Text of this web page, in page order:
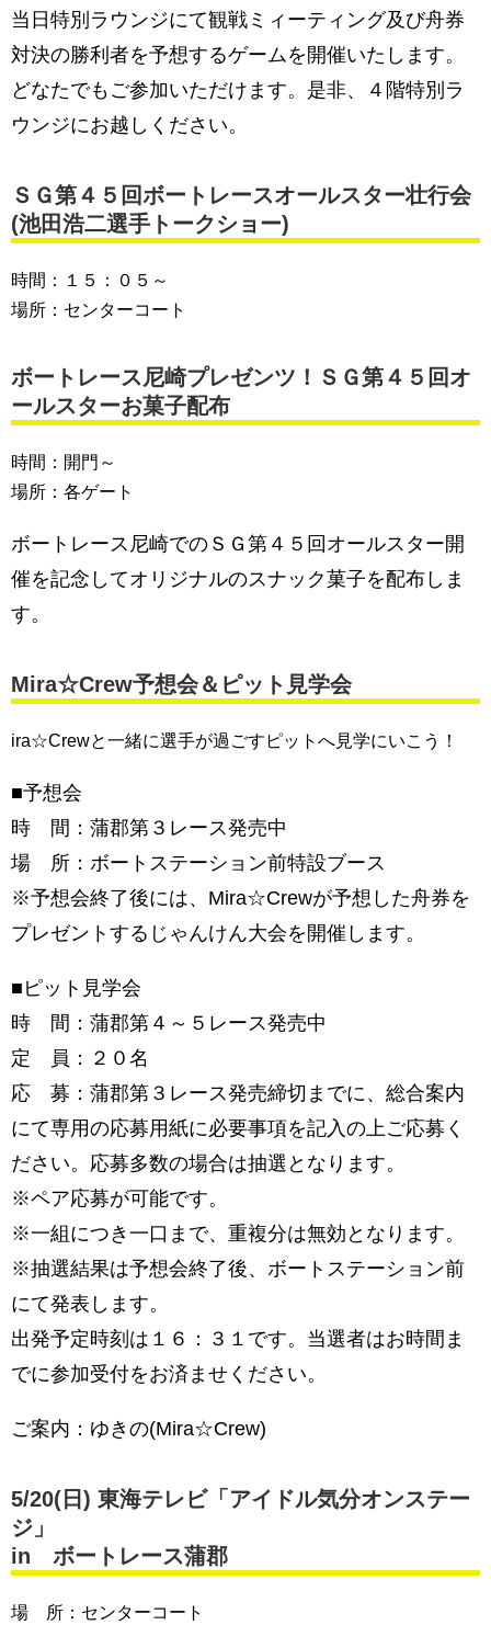
当日特別ラウンジにて観戦ミィーティング及び舟券
対決の勝利者を予想するゲームを開催いたします。
どなたでもご参加いただけます。是非、４階特別ラ
ウンジにお越しください。
ＳＧ第４５回ボートレースオールスター壮行会
(池田浩二選手トークショー)
時間：１５：０５～
場所：センターコート
ボートレース尼崎プレゼンツ！ＳＧ第４５回オ
ールスターお菓子配布
時間：開門～
場所：各ゲート
ボートレース尼崎でのＳＧ第４５回オールスター開
催を記念してオリジナルのスナック菓子を配布しま
す。
Mira☆Crew予想会＆ピット見学会
ira☆Crewと一緒に選手が過ごすピットへ見学にいこう！
■予想会
時 間：蒲郡第３レース発売中
場 所：ボートステーション前特設ブース
※予想会終了後には、Mira☆Crewが予想した舟券を
プレゼントするじゃんけん大会を開催します。
■ピット見学会
時 間：蒲郡第４～５レース発売中
定 員：２０名
応 募：蒲郡第３レース発売締切までに、総合案内
にて専用の応募用紙に必要事項を記入の上ご応募く
ださい。応募多数の場合は抽選となります。
※ペア応募が可能です。
※一組につき一口まで、重複分は無効となります。
※抽選結果は予想会終了後、ボートステーション前
にて発表します。
出発予定時刻は１６：３１です。当選者はお時間ま
でに参加受付をお済ませください。
ご案内：ゆきの(Mira☆Crew)
5/20( 日 ) 東海テレビ「アイドル気分オンステー
ジ」
in ボートレース蒲郡
場 所：センターコート